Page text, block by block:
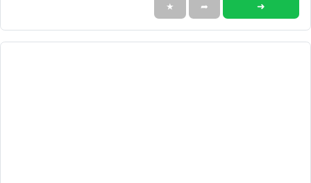
★ ➦ ➜